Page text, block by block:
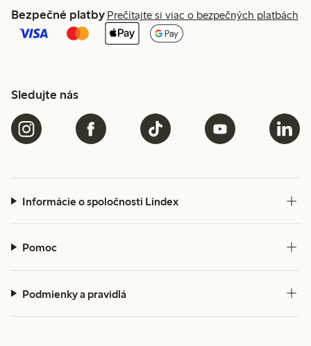
Bezpečné platby Prečítajte si viac o bezpečných platbách
Sledujte nás
Informácie o spoločnosti Lindex
Pomoc
Podmienky a pravidlá